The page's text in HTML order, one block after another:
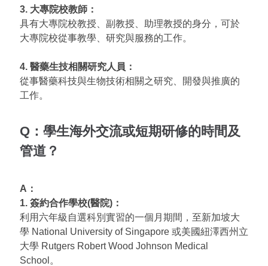
3. 大專院校教師：
具有大專院校教授、副教授、助理教授的身分，可於
大專院校從事教學、研究與服務的工作。
4. 醫藥生技相關研究人員：
從事醫藥科技與生物技術相關之研究、開發與推廣的
工作。
Q：學生海外交流或短期研修的時間及
管道？
A：
1. 簽約合作學校(醫院)：
利用六年級自選科別實習的一個月期間，至新加坡大
學 National University of Singapore 或美國紐澤西州立
大學 Rutgers Robert Wood Johnson Medical
School。